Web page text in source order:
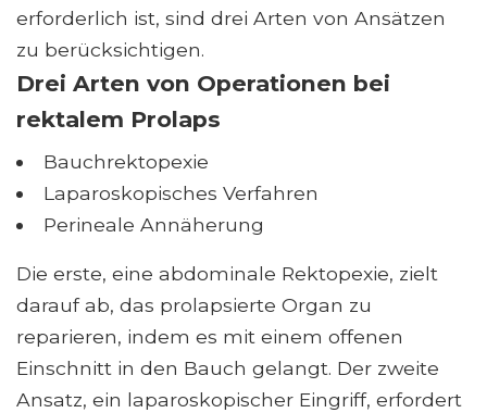
erforderlich ist, sind drei Arten von Ansätzen
zu berücksichtigen.
Drei Arten von Operationen bei
rektalem Prolaps
Bauchrektopexie
Laparoskopisches Verfahren
Perineale Annäherung
Die erste, eine abdominale Rektopexie, zielt
darauf ab, das prolapsierte Organ zu
reparieren, indem es mit einem offenen
Einschnitt in den Bauch gelangt. Der zweite
Ansatz, ein laparoskopischer Eingriff, erfordert